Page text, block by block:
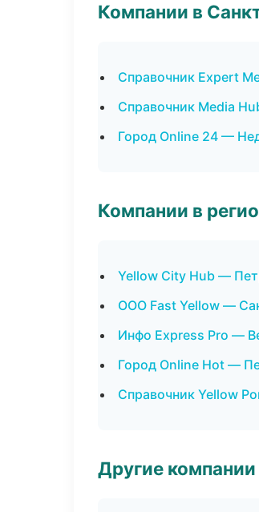
Компании в
Справочник Expert
Справочник Media
Город Online 24 —
Компании в
Yellow City Hub —
ООО Fast Yellow —
Инфо Express Pro —
Город Online Hot —
Справочник Yellow
Другие компании